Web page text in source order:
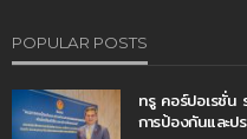
POPULAR POSTS
ทรู คอร์ปอเรชั่น
การป้องกันและป